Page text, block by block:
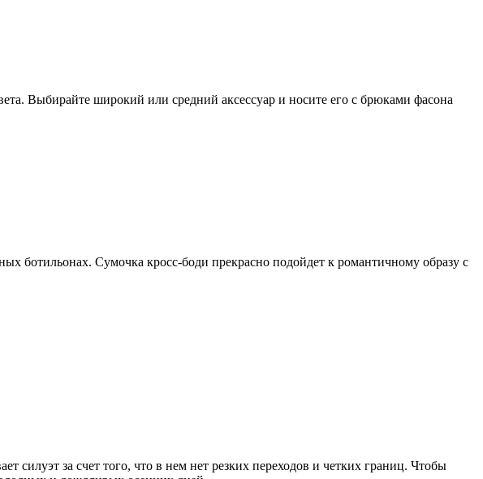
Выбирайте широкий или средний аксессуар и носите его с брюками фасона
ботильонах. Сумочка кросс-боди прекрасно подойдет к романтичному образу с
за счет того, что в нем нет резких переходов и четких границ. Чтобы